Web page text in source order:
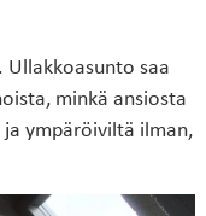
saa
minkä ansiosta
ympäröiviltä ilman,